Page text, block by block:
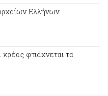
Ελλήνων
φτιάχνεται το